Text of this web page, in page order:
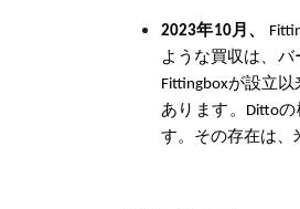
2023年10月、
ような買収は、
Fittingboxが設立
あります。Ditto
す。その存在は、